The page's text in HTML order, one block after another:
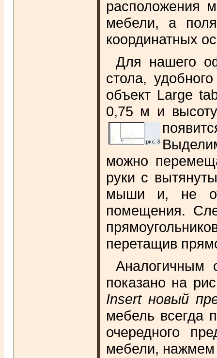
расположения
мебели, а
координатных
Для нашего
стола,
объект Large
0,75 м и
можно
руки с
мыши и, не
помещения.
перетащив
Аналогичным
показано на
Insert новый
мебель всегда
очередного
мебели, нажмем